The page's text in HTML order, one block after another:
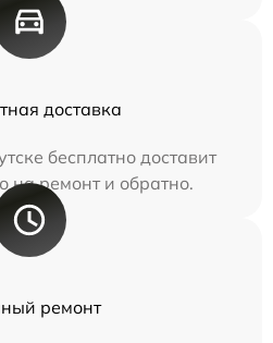
доставка
бесплатно доставит
на ремонт и обратно.
ремонт